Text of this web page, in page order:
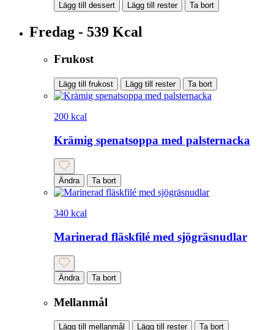
Lägg till dessert Lägg till rester Ta bort
Fredag - 539 Kcal
Frukost
Lägg till frukost Lägg till rester Ta bort
200 kcal
Krämig spenatsoppa med palsternacka
Ändra Ta bort
340 kcal
Marinerad fläskfilé med sjögräsnudlar
Ändra Ta bort
Mellanmål
Lägg till mellanmål Lägg till rester Ta bort